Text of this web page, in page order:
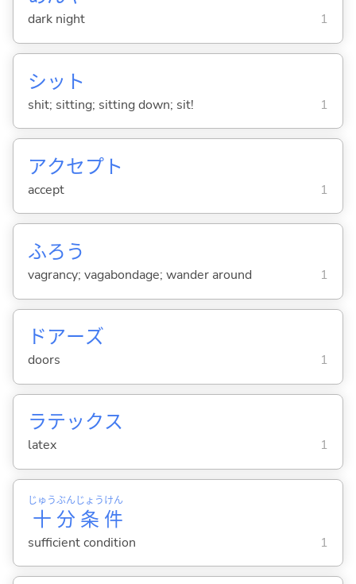
dark night 1
シット
shit; sitting; sitting down; sit! 1
アクセプト
accept 1
ふろう
vagrancy; vagabondage; wander around 1
ドアーズ
doors 1
ラテックス
latex 1
十
じゅう
分
ぶん
条
じょう
件
けん
sufficient condition 1